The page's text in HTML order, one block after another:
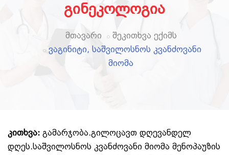
გინეკოლოგია
მთავარი
შეკითხვა ექიმს
ვაგინიტი, საშვილოსნოს კვანძოვანი
მიომა
კითხვა: გამარჯობა.გილოცავთ დღევანდელ
დღეს.საშვილოსნოს კვანძოვანი მიომა მენოპაუზის